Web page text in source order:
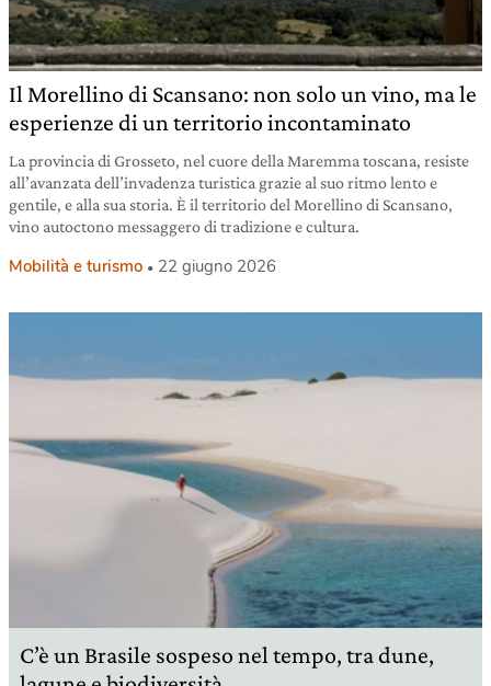
Il Morellino di Scansano: non solo un vino, ma le
esperienze di un territorio incontaminato
La provincia di Grosseto, nel cuore della Maremma toscana, resiste
all’avanzata dell’invadenza turistica grazie al suo ritmo lento e
gentile, e alla sua storia. È il territorio del Morellino di Scansano,
vino autoctono messaggero di tradizione e cultura.
Mobilità e turismo 22 giugno 2026
C’è un Brasile sospeso nel tempo, tra dune,